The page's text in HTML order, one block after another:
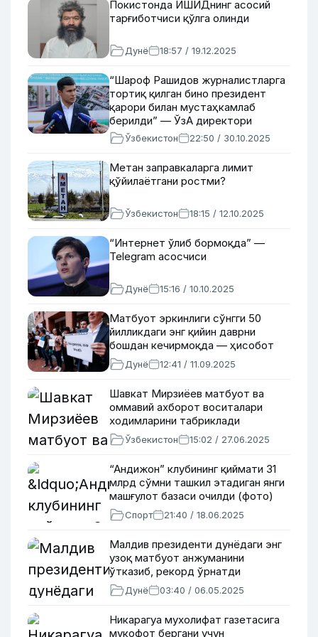
Покистонда ИШИДнинг асосий
тарғиботчиси қўлга олинди
Дунё 18:57 / 19.12.2025
“Шароф Рашидов журналистларга
тортиқ қилган бино президент
қарори билан мустаҳкамлаб
берилди” — ЎзА директори
ўринбосари
Ўзбекистон 22:50 / 30.10.2025
Метан заправкаларга лимит
қўйилаётгани ростми?
Ўзбекистон 18:15 / 12.10.2025
“Интернет ўлиб бормоқда” —
Telegram асосчиси
Дунё 15:16 / 10.10.2025
Матбуот эркинлиги сўнгги 50
йилликдаги энг қийин даврни
бошдан кечирмоқда — ҳисобот
Дунё 12:41 / 11.09.2025
Шавкат Мирзиёев матбуот ва
оммавий ахборот воситалари
ходимларини табриклади
Ўзбекистон 15:02 / 27.06.2025
“Андижон” клубининг қиймати 31
млрд сўмни ташкил этадиган янги
машғулот базаси очилди (фото)
Спорт 21:40 / 18.06.2025
Малдив президенти дунёдаги энг
узоқ матбуот анжуманини
ўтказиб, рекорд ўрнатди
Дунё 03:40 / 06.05.2025
Никарагуа мухолифат газетасига
мукофот бергани учун